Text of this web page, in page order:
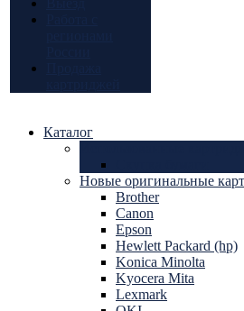
Каталог
Новые оригинальные
Brother
Canon
Epson
Hewlett Packard (hp)
Konica Minolta
Kyocera Mita
Lexmark